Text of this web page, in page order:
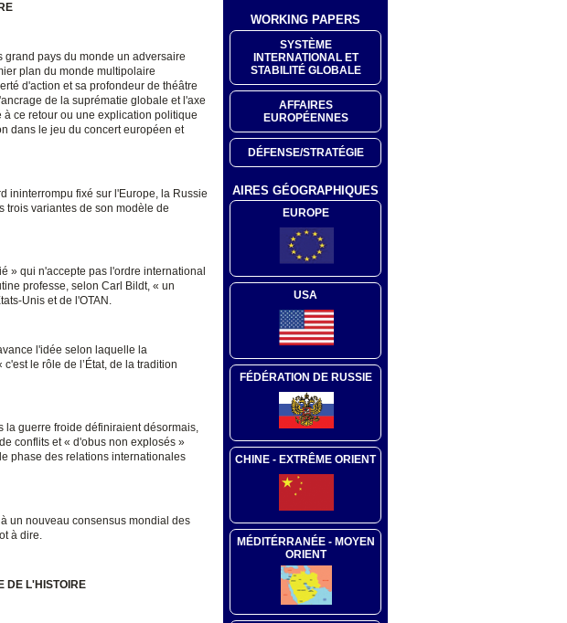
pays du monde un adversaire
plan du monde multipolaire
d'action et sa profondeur de théâtre
de la suprématie globale et l'axe
ce retour ou une explication politique
dans le jeu du concert européen et
ininterrompu fixé sur l'Europe, la Russie
trois variantes de son modèle de
» qui n'accepte pas l'ordre international
professe, selon Carl Bildt, « un
Unis et de l'OTAN.
l'idée selon laquelle la
le rôle de l’État, de la tradition
la guerre froide définiraient désormais,
conflits et « d'obus non explosés »
phase des relations internationales
un nouveau consensus mondial des
à dire.
DE L'HISTOIRE
WORKING PAPERS
SYSTÈME
INTERNATIONAL ET
STABILITÉ GLOBALE
AFFAIRES
EUROPÉENNES
DÉFENSE/STRATÉGIE
AIRES GÉOGRAPHIQUES
EUROPE
USA
FÉDÉRATION DE RUSSIE
CHINE - EXTRÊME ORIENT
MÉDITÉRRANÉE - MOYEN
ORIENT